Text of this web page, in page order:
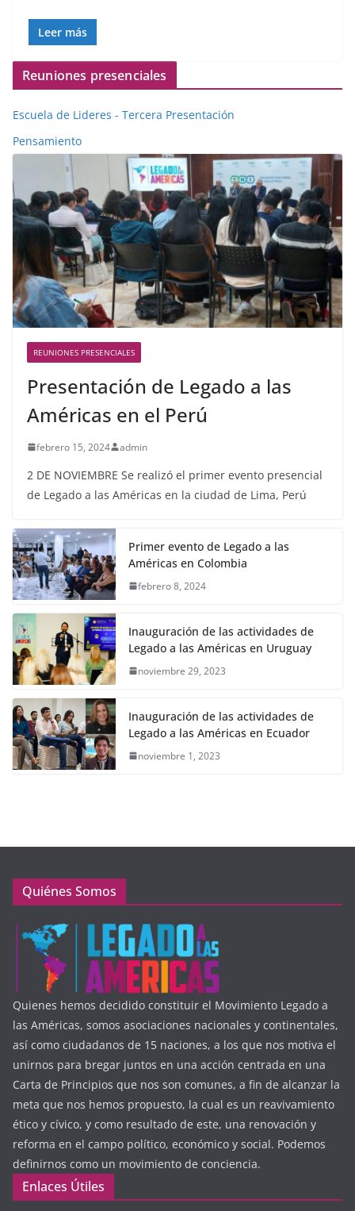
Leer más
Reuniones presenciales
Escuela de Lideres - Tercera Presentación
Pensamiento
REUNIONES PRESENCIALES
Presentación de Legado a las
Américas en el Perú
febrero 15, 2024 admin
2 DE NOVIEMBRE Se realizó el primer evento presencial
de Legado a las Américas en la ciudad de Lima, Perú
Primer evento de Legado a las
Américas en Colombia
febrero 8, 2024
Inauguración de las actividades de
Legado a las Américas en Uruguay
noviembre 29, 2023
Inauguración de las actividades de
Legado a las Américas en Ecuador
noviembre 1, 2023
Quiénes Somos
Quienes hemos decidido constituir el Movimiento Legado a
las Américas, somos asociaciones nacionales y continentales,
así como ciudadanos de 15 naciones, a los que nos motiva el
unirnos para bregar juntos en una acción centrada en una
Carta de Principios que nos son comunes, a fin de alcanzar la
meta que nos hemos propuesto, la cual es un reavivamiento
ético y cívico, y como resultado de este, una renovación y
reforma en el campo político, económico y social. Podemos
definirnos como un movimiento de conciencia.
Enlaces Útiles